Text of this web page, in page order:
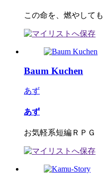
この命を、燃やしても
Baum Kuchen
あず
あず
お気軽系短編ＲＰＧ